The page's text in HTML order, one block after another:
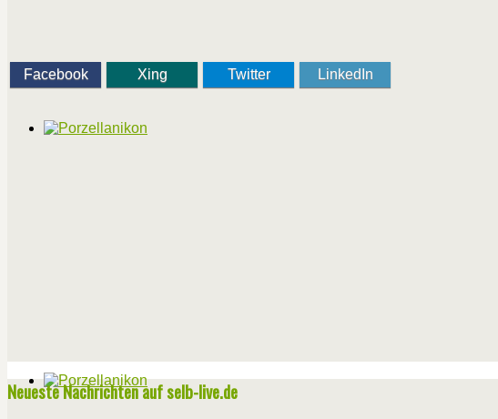
Facebook Xing Twitter LinkedIn
Neueste Nachrichten auf selb-live.de